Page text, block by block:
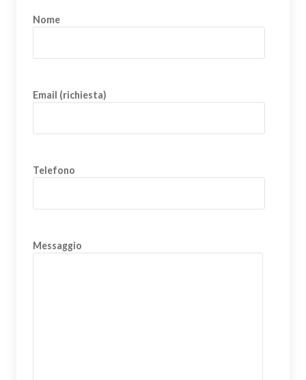
Nome
Email (richiesta)
Telefono
Messaggio